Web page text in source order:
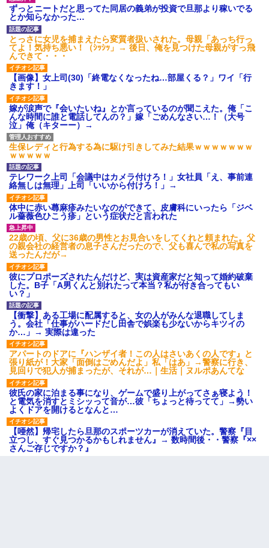
【衝撃】報酬100万円超の治験
募集がこちらｗｗｗｗｗ(※画像
あり)
【ネット騒然】惨殺されたタ
ワマン頂き女子のこの動画、す
げえええええｗｗｗｗｗｗｗｗ
ｗｗｗ
【愕然】白のクラウン俺氏、
高速道路左車線を制限速度で走
った結果wwwwwwwwwwww
百年の恋12-899 食べた量を
張り合ってくる
【悲報】佐藤輝明・・・２軍
でも盛大にやらかす←あまり悲
しませないでくれ
ずっとニートだと思ってた同居の義弟が投資で旦那より稼いでる
とか知らなかった…
とっさに女児を捕まえたら変質者扱いされた。母親「あっち行っ
てよ！気持ち悪い！（ｼｯｼｯ」→ 後日、俺を見つけた母親がすっ飛
んできて・・・
【画像】女上司(30)「終電なくなったね…部屋くる？」ワイ「行
きます！」
嫁が涙声で『会いたいね』とか言っているのが聞こえた。俺「こ
んな時間に誰と電話してんの？」嫁「ごめんなさい…！（大号
泣」俺（キターー）→
生保レディと行為する為に駆け引きしてみた結果ｗｗｗｗｗｗｗ
ｗｗｗｗｗ
テレワーク上司「会議中はカメラ付けろ！」女社員「え、事前連
絡無しは無理」上司「いいから付けろ！」→
体中に赤い蕁麻疹みたいなのができて、皮膚科にいったら「ジベ
ル薔薇色ひこう疹」という症状だと言われた
22歳の頃、父に36歳の男性とお見合いをしてくれと頼まれた。父
の親会社の経営者の息子さんだったので、父も喜んで私の写真を
送ったんだが→
彼にプロポーズされたんだけど、実は資産家だと知って婚約破棄
した。B子「A男くんと別れたって本当？私が付き合ってもい
い？」
【衝撃】ある工場に配属すると、女の人がみんな退職してしま
う。会社「仕事がハードだし田舎で娯楽も少ないからキツイの
か…」→ 実際は違った
アパートのドアに『ハンザイ者！この人はさいあくの人です』と
張り紙が！大家「面倒はごめんだよ」私「はあ」→警察に行き、
見回りで犯人が捕まったが、それが…｜生活｜ヌルポあんてな
彼氏の家に泊まる事になり、ゲームで盛り上がってさぁ寝よう！
と電気を消すとミシッって音が…彼「ちょっと待ってて」→勢い
よくドアを開けるとなんと…
【唖然】帰宅したら旦那のスポーツカーが消えていた。警察『目
立つし、すぐ見つかるかもしれません』→ 数時間後・・警察『××
さんご存じですか？』